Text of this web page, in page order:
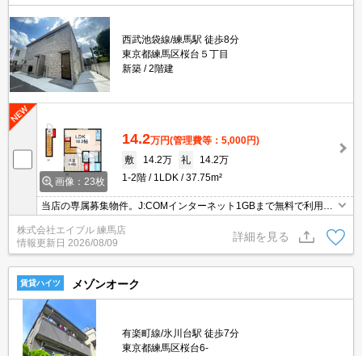
西武池袋線/練馬駅 徒歩8分
東京都練馬区桜台５丁目
新築
2階建
画像：23枚
14.2万円(管理費等：5,000円)
敷
14.2万 礼
14.2万
1-2階
1LDK 37.75m²
当店の専属募集物件。J:COMインターネット1GBまで無料で利用可
能。新築。セキスイハイム施工。仲介手数料家賃の55%。人気の練
馬駅。過ごしやすい生活環境が整っています。人気のファミリー向
け物件。
株式会社エイブル 練馬店
情報更新日 2026/08/09
詳細を見る
賃貸ハイツ メゾンオーク
有楽町線/氷川台駅 徒歩7分
東京都練馬区桜台6-